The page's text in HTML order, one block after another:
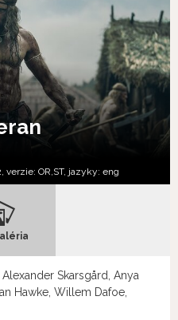
verzie: OR, ST, jazyky: eng
Alexander Skarsgård, Anya
Hawke, Willem Dafoe,